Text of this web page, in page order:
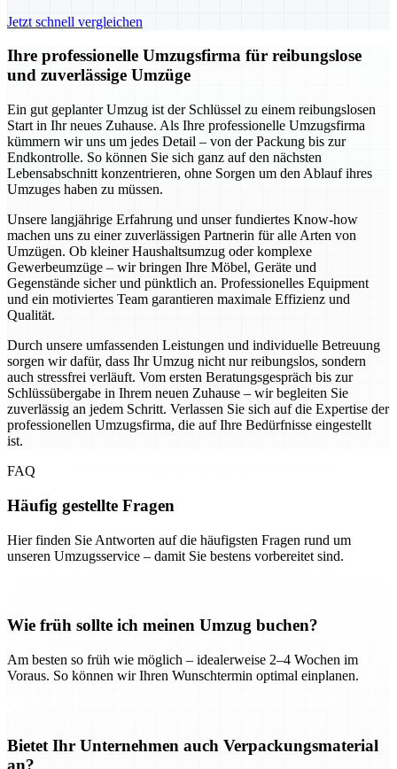
Jetzt schnell vergleichen
Ihre professionelle Umzugsfirma für reibungslose
und zuverlässige Umzüge
Ein gut geplanter Umzug ist der Schlüssel zu einem reibungslosen
Start in Ihr neues Zuhause. Als Ihre professionelle Umzugsfirma
kümmern wir uns um jedes Detail – von der Packung bis zur
Endkontrolle. So können Sie sich ganz auf den nächsten
Lebensabschnitt konzentrieren, ohne Sorgen um den Ablauf ihres
Umzuges haben zu müssen.
Unsere langjährige Erfahrung und unser fundiertes Know-how
machen uns zu einer zuverlässigen Partnerin für alle Arten von
Umzügen. Ob kleiner Haushaltsumzug oder komplexe
Gewerbeumzüge – wir bringen Ihre Möbel, Geräte und
Gegenstände sicher und pünktlich an. Professionelles Equipment
und ein motiviertes Team garantieren maximale Effizienz und
Qualität.
Durch unsere umfassenden Leistungen und individuelle Betreuung
sorgen wir dafür, dass Ihr Umzug nicht nur reibungslos, sondern
auch stressfrei verläuft. Vom ersten Beratungsgespräch bis zur
Schlüssübergabe in Ihrem neuen Zuhause – wir begleiten Sie
zuverlässig an jedem Schritt. Verlassen Sie sich auf die Expertise der
professionellen Umzugsfirma, die auf Ihre Bedürfnisse eingestellt
ist.
FAQ
Häufig gestellte Fragen
Hier finden Sie Antworten auf die häufigsten Fragen rund um
unseren Umzugsservice – damit Sie bestens vorbereitet sind.
Wie früh sollte ich meinen Umzug buchen?
Am besten so früh wie möglich – idealerweise 2–4 Wochen im
Voraus. So können wir Ihren Wunschtermin optimal einplanen.
Bietet Ihr Unternehmen auch Verpackungsmaterial
an?